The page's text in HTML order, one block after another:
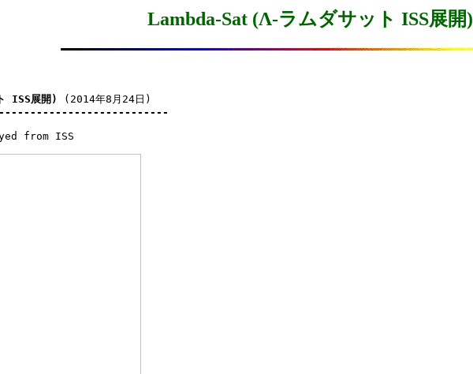
Lambda-Sat (Λ-ラムダサット ISS展開)
ISS展開)
(2014年8月24日)
from ISS